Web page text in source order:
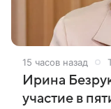
15 часов назад
Ирина
участие в